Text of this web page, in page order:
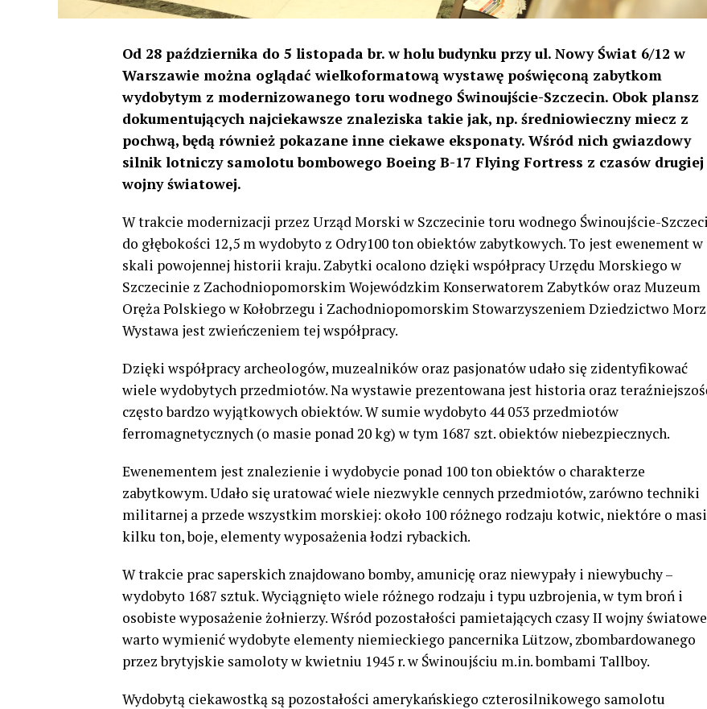
Od 28 października do 5 listopada br. w holu budynku przy ul. Nowy Świat 6/12 w
Warszawie można oglądać wielkoformatową wystawę poświęconą zabytkom
wydobytym z modernizowanego toru wodnego Świnoujście-Szczecin. Obok plansz
dokumentujących najciekawsze znaleziska takie jak, np. średniowieczny miecz z
pochwą, będą również pokazane inne ciekawe eksponaty. Wśród nich gwiazdowy
silnik lotniczy samolotu bombowego Boeing B-17 Flying Fortress z czasów drugiej
wojny światowej.
W trakcie modernizacji przez Urząd Morski w Szczecinie toru wodnego Świnoujście-
do głębokości 12,5 m wydobyto z Odry100 ton obiektów zabytkowych. To jest ewenement w
skali powojennej historii kraju. Zabytki ocalono dzięki współpracy Urzędu Morskiego w
Szczecinie z Zachodniopomorskim Wojewódzkim Konserwatorem Zabytków oraz Muzeum
Oręża Polskiego w Kołobrzegu i Zachodniopomorskim Stowarzyszeniem Dziedzictwo
Wystawa jest zwieńczeniem tej współpracy.
Dzięki współpracy archeologów, muzealników oraz pasjonatów udało się zidentyfikować
wiele wydobytych przedmiotów. Na wystawie prezentowana jest historia oraz
często bardzo wyjątkowych obiektów. W sumie wydobyto 44 053 przedmiotów
ferromagnetycznych (o masie ponad 20 kg) w tym 1687 szt. obiektów niebezpiecznych.
Ewenementem jest znalezienie i wydobycie ponad 100 ton obiektów o charakterze
zabytkowym. Udało się uratować wiele niezwykle cennych przedmiotów, zarówno techniki
militarnej a przede wszystkim morskiej: około 100 różnego rodzaju kotwic, niektóre o
kilku ton, boje, elementy wyposażenia łodzi rybackich.
W trakcie prac saperskich znajdowano bomby, amunicję oraz niewypały i niewybuchy –
wydobyto 1687 sztuk. Wyciągnięto wiele różnego rodzaju i typu uzbrojenia, w tym broń i
osobiste wyposażenie żołnierzy. Wśród pozostałości pamietających czasy II wojny
warto wymienić wydobyte elementy niemieckiego pancernika Lützow, zbombardowanego
przez brytyjskie samoloty w kwietniu 1945 r. w Świnoujściu m.in. bombami Tallboy.
Wydobytą ciekawostką są pozostałości amerykańskiego czterosilnikowego samolotu